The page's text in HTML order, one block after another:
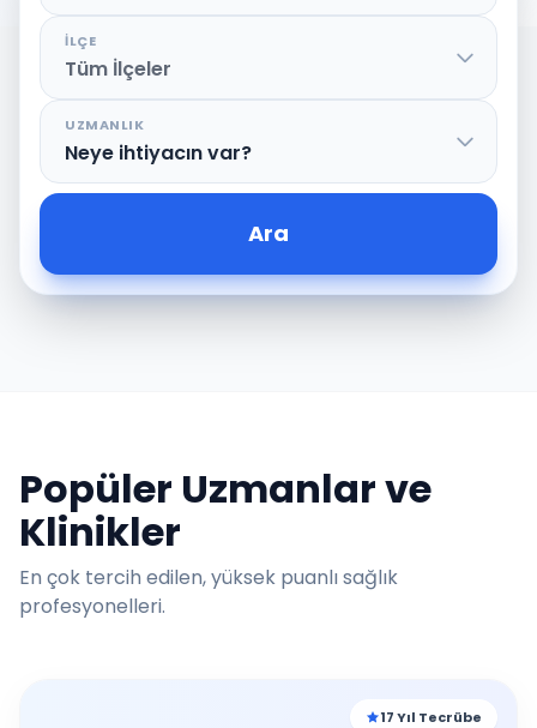
İLÇE
UZMANLIK
Ara
Popüler Uzmanlar ve
Klinikler
En çok tercih edilen, yüksek puanlı sağlık
profesyonelleri.
17 Yıl Tecrübe